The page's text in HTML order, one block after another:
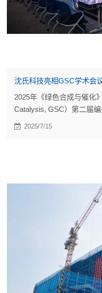
沈氏科技亮相GSC学术会
2025年《绿色合成与催化
Catalysis, GSC）第二届
化学术会议顺利举行
2025/7/15